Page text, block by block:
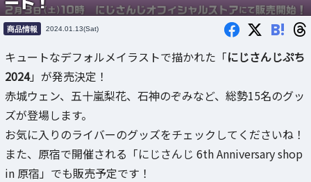
商品情報 2024.01.13(Sat) B!
キュートなデフォルメイラストで描かれた「にじさんじぷち
2024」が発売決定！
赤城ウェン、五十嵐梨花、石神のぞみなど、総勢15名のグッ
ズが登場します。
お気に入りのライバーのグッズをチェックしてくださいね！
また、原宿で開催される「にじさんじ 6th Anniversary shop
in 原宿」でも販売予定です！